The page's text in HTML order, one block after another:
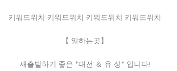
키워드위치 키워드위치 키워드위치 키워드위치
【 일하는곳】
새출발하기 좋은 *대전 ＆ 유 성* 입니다!